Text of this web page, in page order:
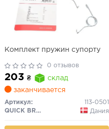
Комплект пружин супорту
0 отзывов
203 ₴
склад
заканчивается
Артикул:
113-0501
QUICK BRAKE
Дания